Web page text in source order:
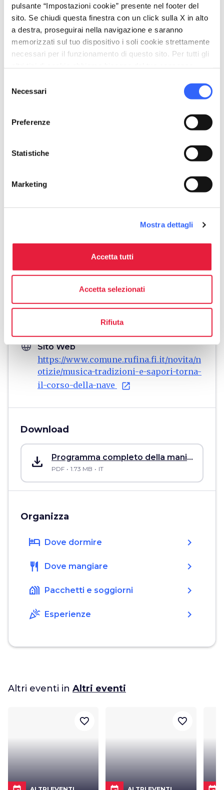
pulsante “Impostazioni cookie” presente nel footer del
sito. Se chiudi questa finestra con un click sulla X in alto
a destra, proseguirai nella navigazione e saranno
memorizzati sul tuo dispositivo i soli cookie strettamente
necessari per il funzionamento di questo sito. Per tutti gli
delNecessari
Preferenze
Statistiche
Marketing
Mostra dettagli
Accetta tutti
Accetta selezionati
Rifiuta
Per il programma completo consultare il sito
ufficiale.
home Dove
language Sito Web
https://www.comune.rufina.fi.it/novita/n
otizie/musica-tradizioni-e-sapori-torna-
il-corso-della-nave
open_in_new
Download
save_alt Programma completo della manifestazione
PDF 1.73 MB IT
Organizza
hotel Dove dormire chevron_right
restaurant Dove mangiare chevron_right
holiday_village Pacchetti e soggiorni chevron_right
celebration Esperienze chevron_right
Altri eventi in Altri eventi
favorite_border favorite_border